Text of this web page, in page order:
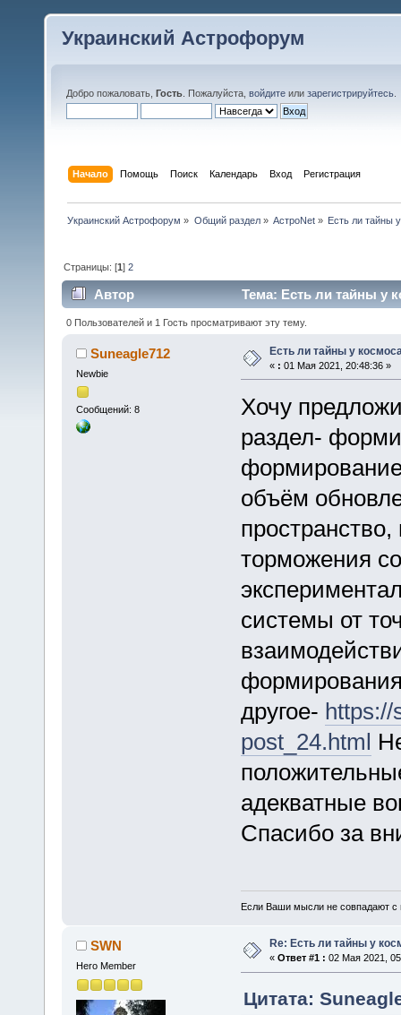
Украинский Астрофорум
Добро пожаловать, Гость . Пожалуйста, войдите или зарегистрируйтесь
Начало Помощь Поиск Календарь Вход Регистрация
Украинский Астрофорум » Общий раздел» АстроNet» Есть ли тайны
Страницы: [1]2
Автор Тема: Есть ли тайны у
0 Пользователей и 1 Гость просматривают эту тему.
Suneagle712
Newbie
Сообщений: 8
Есть ли тайны у
« : 01 Мая 2021, 20:48:36 »
Хочу
раздел-
объём
торможения
системы от
другое- https://
post_24.html
адекватные
Спасибо за
Если Ваши мысли не совпадают с
SWN
Hero Member
Re: Есть ли тайны у
« Ответ #1 : 02 Мая 2021,
Цитата: